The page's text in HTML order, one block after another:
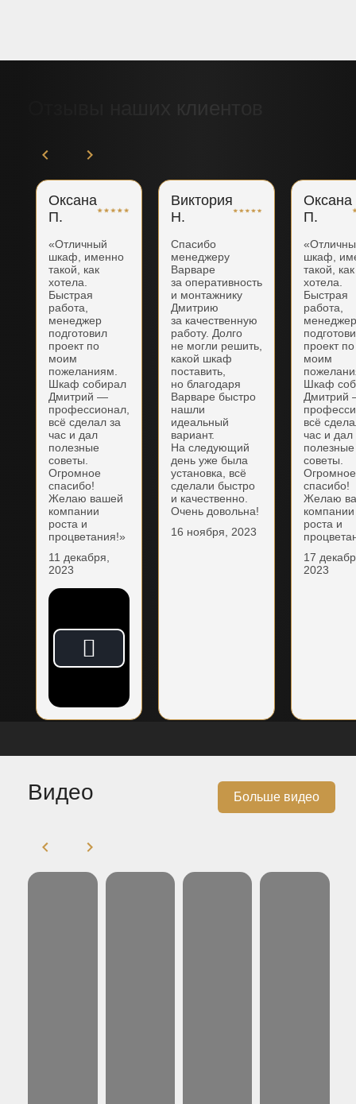
Оксана
П.
«Отличный
шкаф, именно
такой, как
хотела.
Быстрая
работа,
менеджер
подготовил
проект по
моим
пожеланиям.
Шкаф собирал
Дмитрий —
профессионал,
всё сделал за
час и дал
полезные
советы.
Огромное
спасибо!
Желаю вашей
компании
роста и
процветания!»
11 декабря,
2023
Виктория
Н.
Спасибо
менеджеру
Варваре
за оперативность
и монтажнику
Дмитрию
за качественную
работу. Долго
не могли решить,
какой шкаф
поставить,
но благодаря
Варваре быстро
нашли
идеальный
вариант.
На следующий
день уже была
установка, всё
сделали быстро
и качественно.
Очень довольна!
16 ноября, 2023
Оксана
П.
шкаф,
такой, как
хотела.
Быстрая
работа,
проект по
моим
Шкаф
Дмитрий
всё
час и дал
полезные
советы.
Огромное
спасибо!
Желаю
компании
роста и
17
2023
Видео Больше видео